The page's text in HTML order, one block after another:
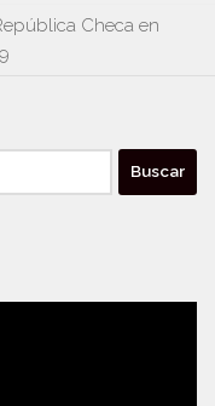
Checa en